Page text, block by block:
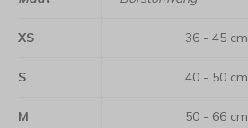
XS 36 - 45 cm
S 40 - 50 cm
M 50 - 66 cm